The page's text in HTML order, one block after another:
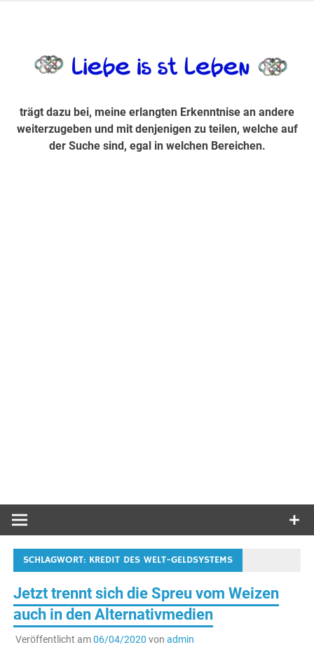
Suche sind, egal in welchen Bereichen.
trägt dazu bei, meine erlangten Erkenntnise an andere
weiterzugeben und mit denjenigen zu teilen, welche auf
der Suche sind, egal in welchen Bereichen.
SCHLAGWORT: KREDIT DES WELT-GELDSYSTEMS
Jetzt trennt sich die Spreu vom Weizen
auch in den Alternativmedien
Veröffentlicht am06/04/2020 von admin